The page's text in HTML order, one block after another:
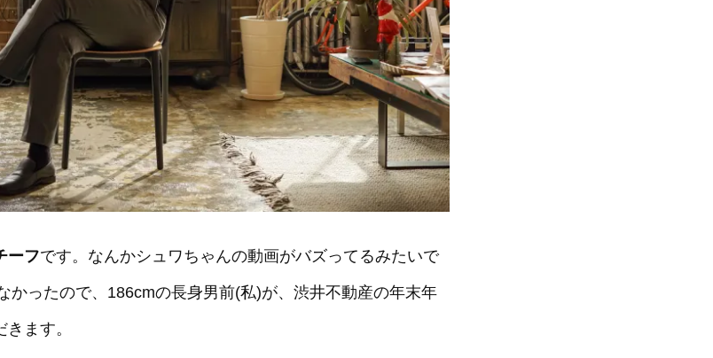
ーフです。なんかシュワちゃんの動画がバズってるみたいで
かったので、186cmの長身男前(私)が、渋井不動産の年末年
ます。